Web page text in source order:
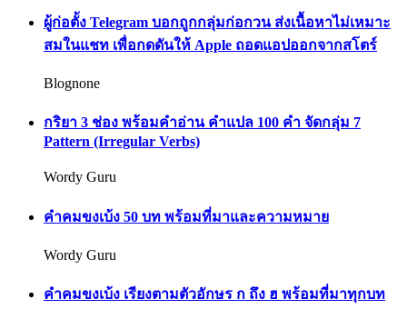
ผู้ก่อตั้ง Telegram บอกถูกกลุ่มก่อกวน ส่งเนื้อหาไม่เหมาะ
สมในแชท เพื่อกดดันให้ Apple ถอดแอปออกจากสโตร์
Blognone
กริยา 3 ช่อง พร้อมคำอ่าน คำแปล 100 คำ จัดกลุ่ม 7
Pattern (Irregular Verbs)
Wordy Guru
คำคมขงเบ้ง 50 บท พร้อมที่มาและความหมาย
Wordy Guru
คำคมขงเบ้ง เรียงตามตัวอักษร ก ถึง ฮ พร้อมที่มาทุกบท